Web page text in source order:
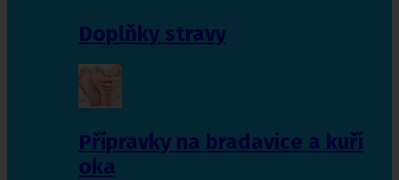
Doplňky stravy
Přípravky na bradavice a kuří
oka